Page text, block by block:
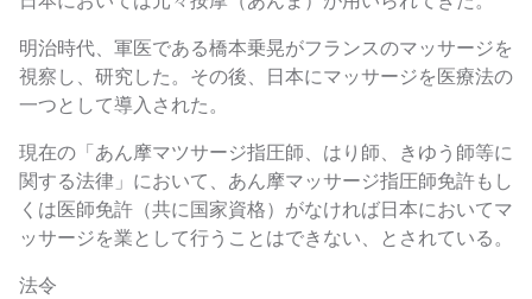
明治時代、軍医である橋本乗晃がフランスのマッサージを
視察し、研究した。その後、日本にマッサージを医療法の
一つとして導入された。
現在の「あん摩マツサージ指圧師、はり師、きゆう師等に
関する法律」において、あん摩マッサージ指圧師免許もし
くは医師免許（共に国家資格）がなければ日本においてマ
ッサージを業として行うことはできない、とされている。
法令